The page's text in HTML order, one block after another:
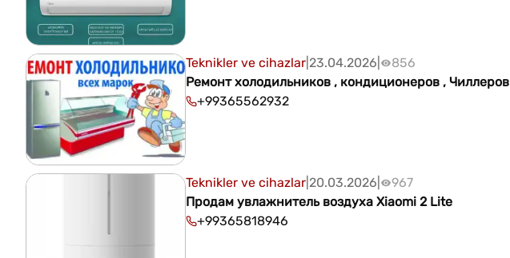
Teknikler ve cihazlar 23.04.2026
856
Ремонт холодильников , кондиционеров , Чиллеров
+99365562932
Teknikler ve cihazlar 20.03.2026
967
Продам увлажнитель воздуха Xiaomi 2 Lite
+99365818946